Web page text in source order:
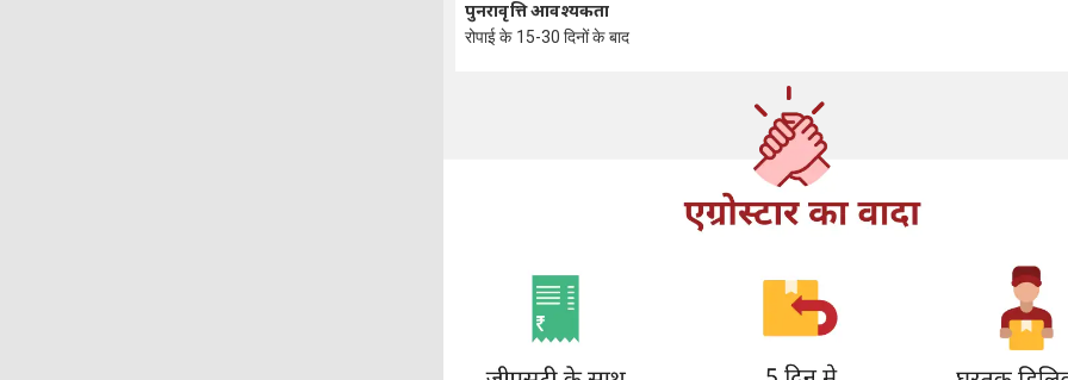
पुनरावृत्ति आवश्यकता
रोपाई के 15-30 दिनों के बाद